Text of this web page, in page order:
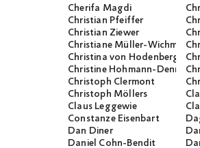
Cherifa Magdi
Christian Pfeiffer
Christian Ziewer
Christiane Müller-Wichmann
Christina von Hodenberg
Christine Hohmann-
Christoph Clermont
Christoph Möllers
Claus Leggewie
Constanze Eisenbart
Dan Diner
Daniel Cohn-Bendit